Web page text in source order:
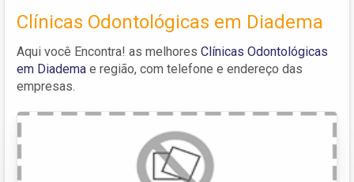
Clínicas Odontológicas em Diadema
Aqui você Encontra! as melhores Clínicas Odontológicas
em Diadema e região, com telefone e endereço das
empresas.